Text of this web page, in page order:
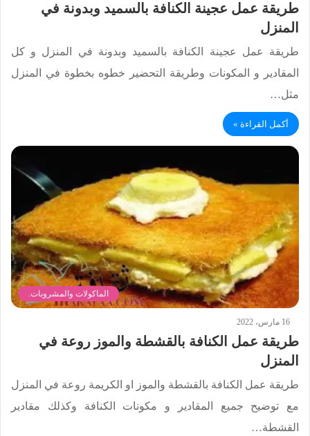
طريقة عمل عجينة الكنافة بالسميد وبدونة في
المنزل
طريقة عمل عجينة الكنافة بالسميد وبدونة في المنزل و كل
المقادير و المكونات وطريقة التحضير خطوه بخطوة في المنزل
مثل…
أكمل القراءة »
الماكولات والمشروبات.
16 مارس، 2022
طريقة عمل الكنافة بالقشطة والموز روعة في
المنزل
طريقة عمل الكنافة بالقشطة والموز او الكريمة روعة في المنزل
مع توضيح جميع المقادير و مكونات الكنافة وكذلك مقادير
القشطة…